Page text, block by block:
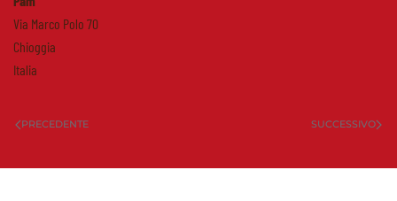
Via Marco Polo 70
Chioggia
Italia
PRECEDENTE SUCCESSIVO